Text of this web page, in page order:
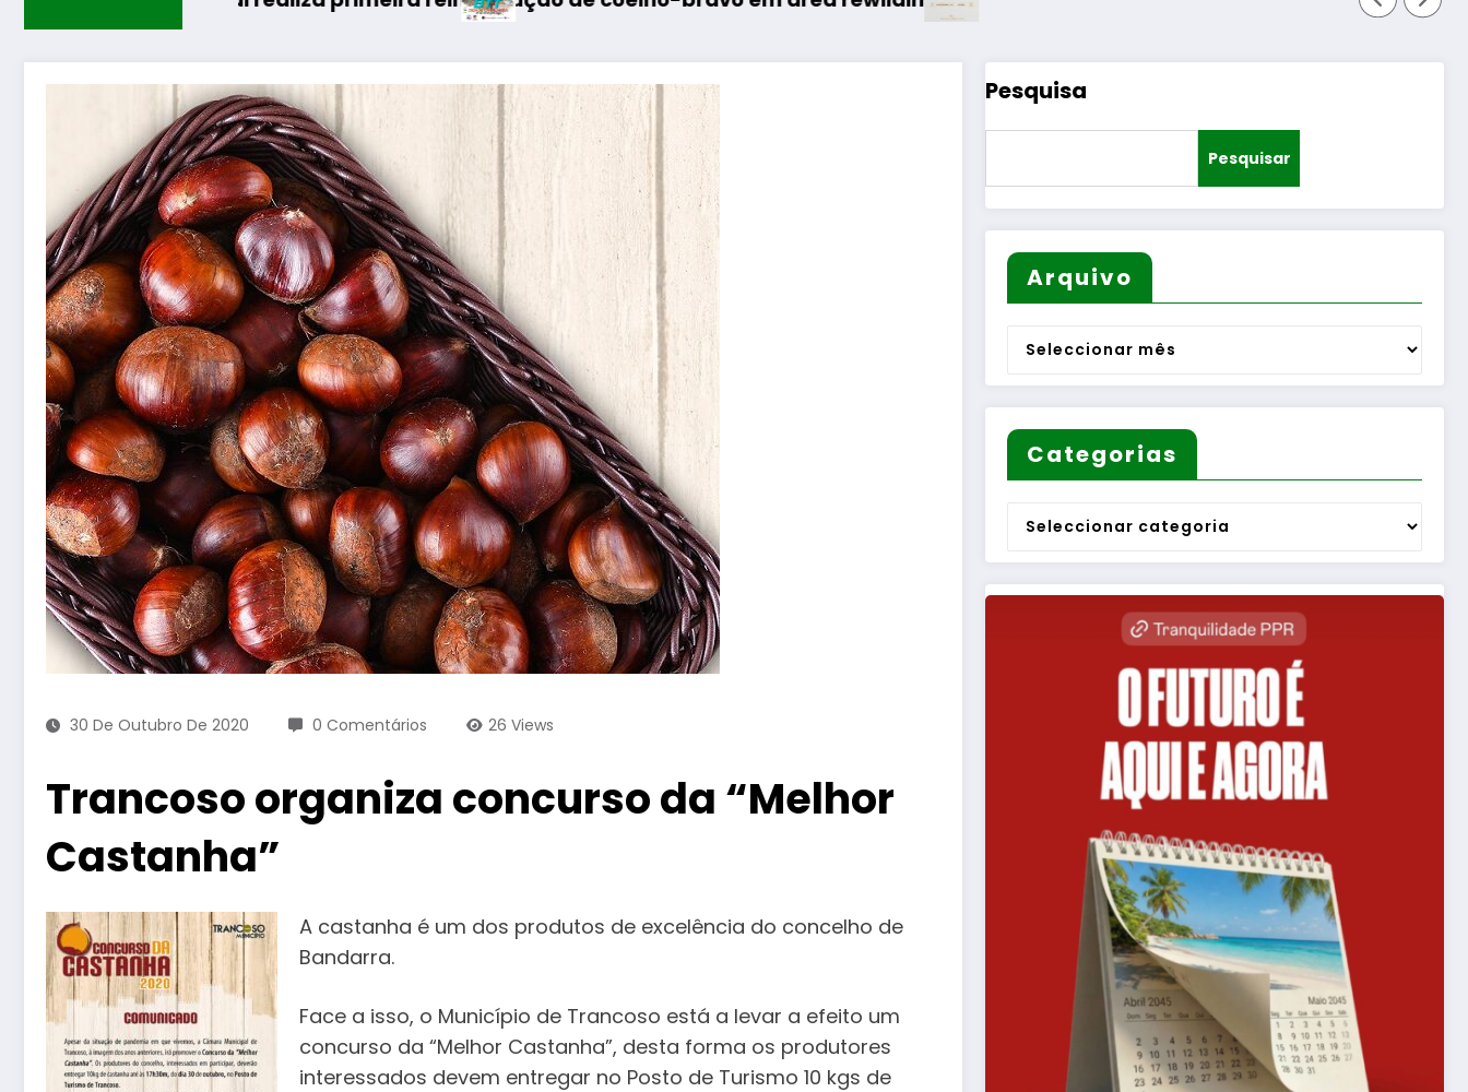
30 De Outubro De 2020 0 Comentários 26 Views
Trancoso organiza concurso da “Melhor
Castanha”
A castanha é um dos produtos de excelência do concelho de
Bandarra.
Face a isso, o Município de Trancoso está a levar a efeito um
concurso da “Melhor Castanha”, desta forma os produtores
interessados devem entregar no Posto de Turismo 10 kgs de
Pesquisa
Pesquisar
Arquivo
Arquivo
Categorias
Categorias